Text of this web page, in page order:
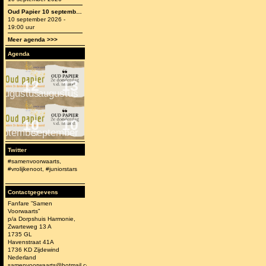
10 september 2026 -
19:00 uur
Meer agenda >>>
Agenda
12 13
augustus
10 10
september
Twitter
#samenvoorwaarts,
#vrolijkenoot, #juniorstars
Contactgegevens
Fanfare ”Samen
Voorwaarts”
p/a Dorpshuis Harmonie,
Zwarteweg 13 A
1735 GL
Havenstraat 41A
1736 KD Zijdewind
Nederland